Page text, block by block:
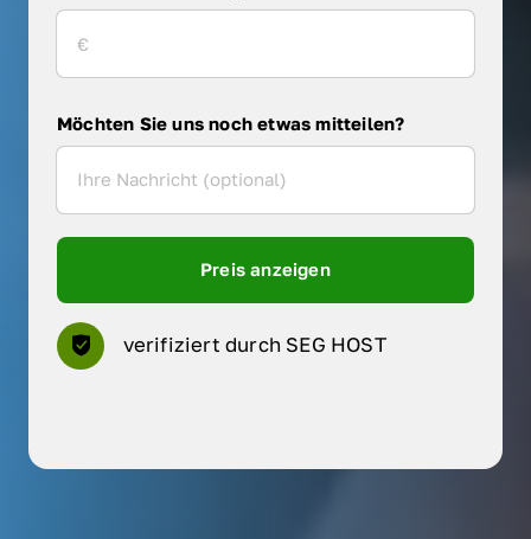
Möchten Sie uns noch etwas mitteilen?
Preis anzeigen
verifiziert durch SEG HOST